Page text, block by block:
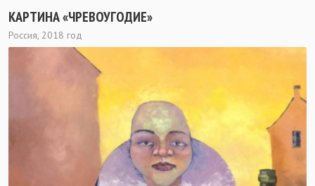
КАРТИНА «ЧРЕВОУГОДИЕ»
Россия, 2018 год